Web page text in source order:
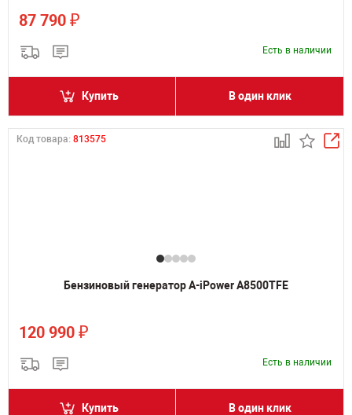
87 790 ₽
Есть в наличии
Купить В один клик
Код товара: 813575
Бензиновый генератор A-iPower A8500TFE
120 990 ₽
Есть в наличии
Купить В один клик